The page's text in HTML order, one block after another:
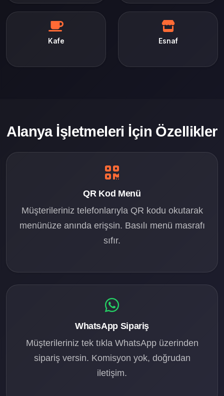
Kafe Esnaf
Alanya İşletmeleri İçin Özellikler
QR Kod Menü
Müşterileriniz telefonlarıyla QR kodu okutarak
menünüze anında erişsin. Basılı menü masrafı
sıfır.
WhatsApp Sipariş
Müşterileriniz tek tıkla WhatsApp üzerinden
sipariş versin. Komisyon yok, doğrudan
iletişim.